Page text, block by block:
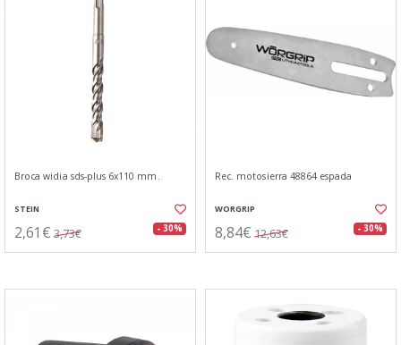
Broca widia sds-plus 6x110 mm.
STEIN
2,61€ 3,73€ - 30%
Rec. motosierra 48864 espada
WORGRIP
8,84€ 12,63€ - 30%